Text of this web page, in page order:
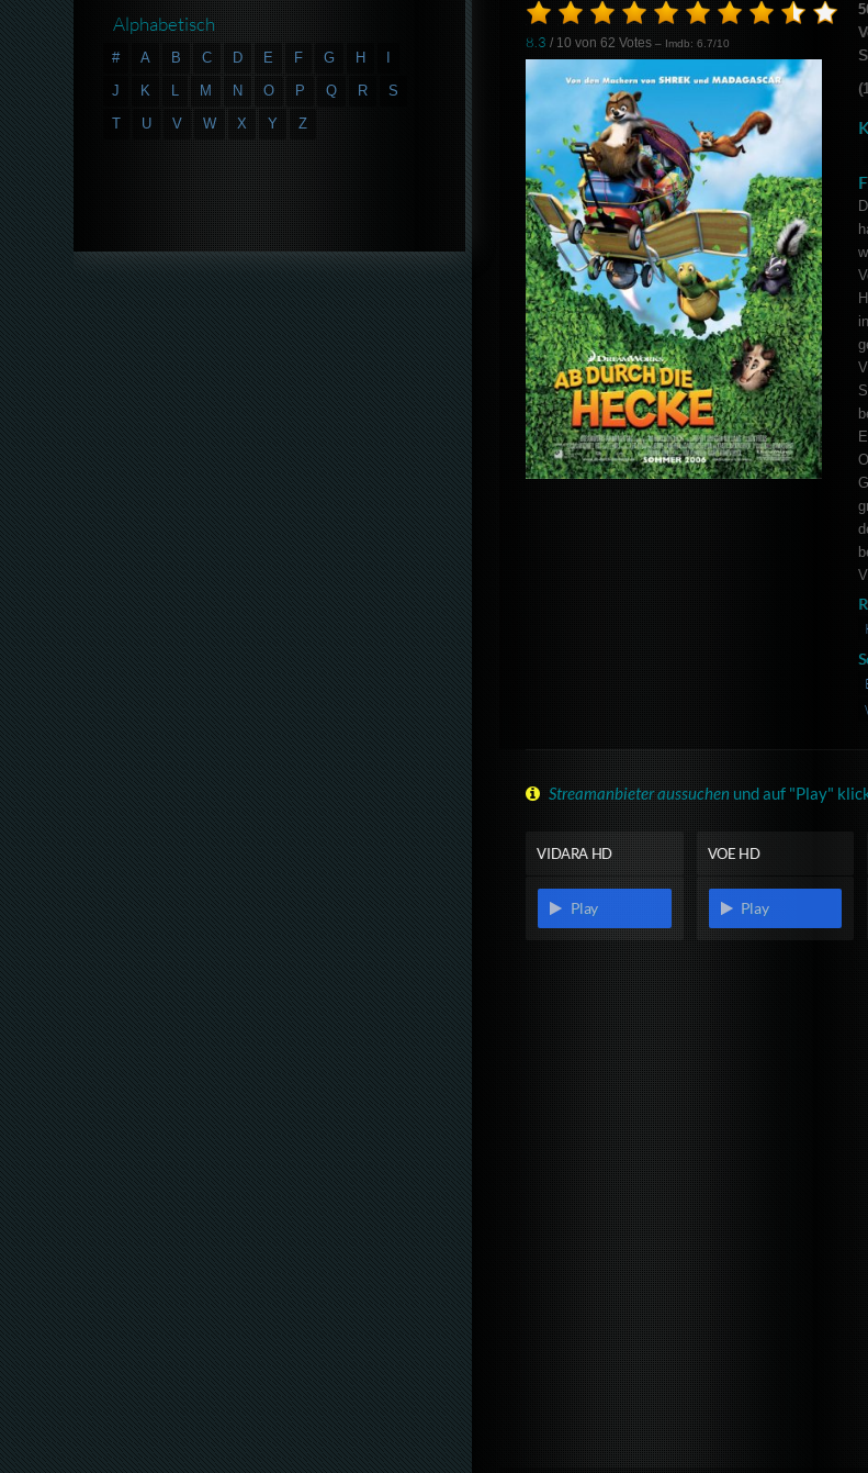
8.3 / 10 von62 Votes – Imdb: 6.7/10
Streamanbieter aussuchen und auf "Play"
VIDARA HD
Play
VOE HD
Play
Alphabetisch
# A B C D E F G H
J
K L M N O P Q R
S
T
U V W X Y Z